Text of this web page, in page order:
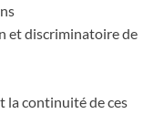
et discriminatoire de
la continuité de ces